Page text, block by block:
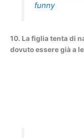
funny
10. La figlia tenta di
dovuto essere già a